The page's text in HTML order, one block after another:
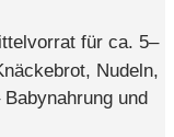
für ca. 5–
Nudeln,
und